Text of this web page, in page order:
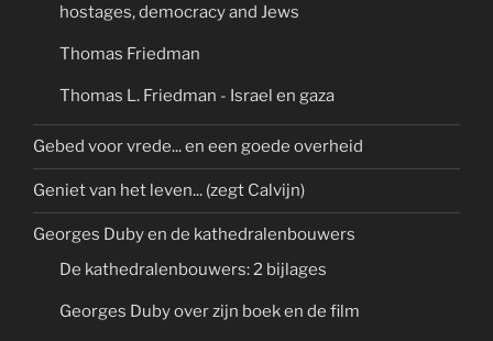
hostages, democracy and Jews
Thomas Friedman
Thomas L. Friedman - Israel en gaza
Gebed voor vrede... en een goede overheid
Geniet van het leven... (zegt Calvijn)
Georges Duby en de kathedralenbouwers
De kathedralenbouwers: 2 bijlages
Georges Duby over zijn boek en de film